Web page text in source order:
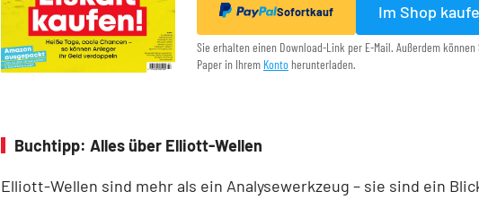
Sofortkauf Im Shop
Sie erhalten einen Download-Link per E-Mail. Außerdem
Paper in Ihrem Konto herunterladen.
Buchtipp: Alles über Elliott-Wellen
Elliott-Wellen sind mehr als ein Analysewerkzeug – sie sind ein